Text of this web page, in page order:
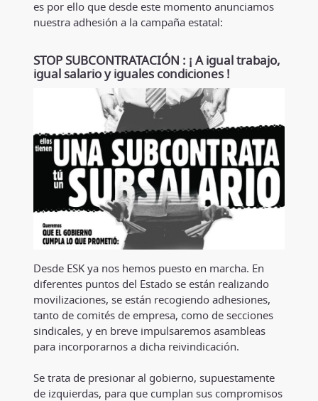
es por ello que desde este momento anunciamos
nuestra adhesión a la campaña estatal:
STOP SUBCONTRATACIÓN : ¡ A igual trabajo,
igual salario y iguales condiciones !
Desde ESK ya nos hemos puesto en marcha. En
diferentes puntos del Estado se están realizando
movilizaciones, se están recogiendo adhesiones,
tanto de comités de empresa, como de secciones
sindicales, y en breve impulsaremos asambleas
para incorporarnos a dicha reivindicación.
Se trata de presionar al gobierno, supuestamente
de izquierdas, para que cumplan sus compromisos